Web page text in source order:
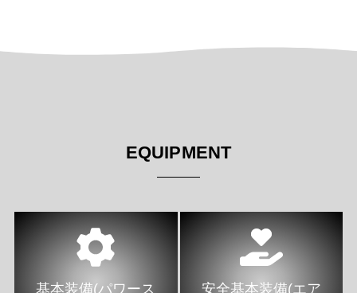
EQUIPMENT
基本装備(パワース 安全基本装備(エア